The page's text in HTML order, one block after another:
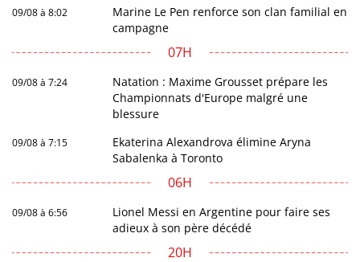
09/08 à 8:02
Marine Le Pen renforce son clan familial en
campagne
07H
09/08 à 7:24
Natation : Maxime Grousset prépare les
Championnats d'Europe malgré une
blessure
09/08 à 7:15
Ekaterina Alexandrova élimine Aryna
Sabalenka à Toronto
06H
09/08 à 6:56
Lionel Messi en Argentine pour faire ses
adieux à son père décédé
20H